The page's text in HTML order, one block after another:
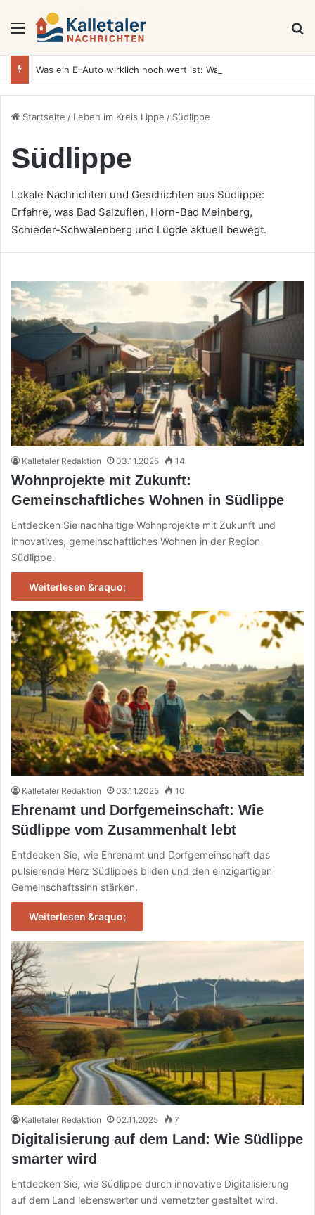
Menü
Startseite / Leben im Kreis Lippe / Südlippe
Südlippe
Lokale Nachrichten und Geschichten aus Südlippe:
Erfahre, was Bad Salzuflen, Horn-Bad Meinberg,
Schieder-Schwalenberg und Lügde aktuell bewegt.
Kalletaler Redaktion 03.11.2025 14
Wohnprojekte mit Zukunft:
Gemeinschaftliches Wohnen in Südlippe
Entdecken Sie nachhaltige Wohnprojekte mit Zukunft und
innovatives, gemeinschaftliches Wohnen in der Region
Südlippe.
Weiterlesen &raquo;
Kalletaler Redaktion 03.11.2025 10
Ehrenamt und Dorfgemeinschaft: Wie
Südlippe vom Zusammenhalt lebt
Entdecken Sie, wie Ehrenamt und Dorfgemeinschaft das
pulsierende Herz Südlippes bilden und den einzigartigen
Gemeinschaftssinn stärken.
Weiterlesen &raquo;
Kalletaler Redaktion 02.11.2025 7
Digitalisierung auf dem Land: Wie Südlippe
smarter wird
Entdecken Sie, wie Südlippe durch innovative Digitalisierung
auf dem Land lebenswerter und vernetzter gestaltet wird.